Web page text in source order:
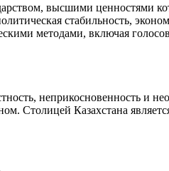
высшими ценностями
стабильность,
методами, включая
неприкосновенность и
Столицей Казахстана